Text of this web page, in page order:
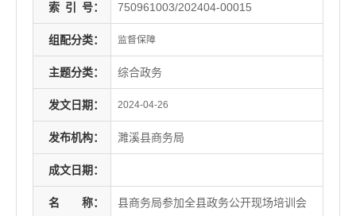
索 引 号： 750961003/202404-00015
组配分类： 监督保障
主题分类： 综合政务
发文日期： 2024-04-26
发布机构： 濉溪县商务局
成文日期：
名 称： 县商务局参加全县政务公开现场培训会